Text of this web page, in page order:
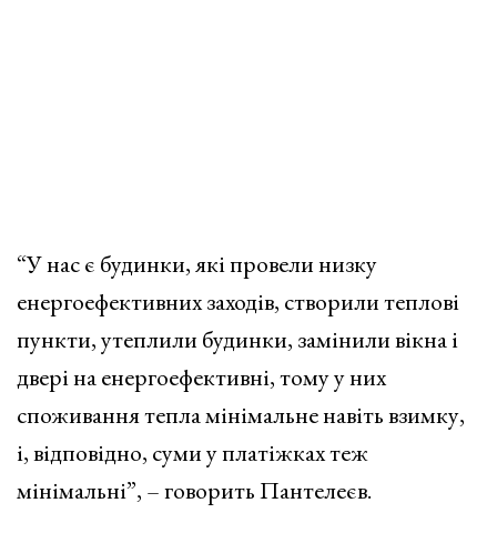
“У нас є будинки, які провели низку
енергоефективних заходів, створили теплові
пункти, утеплили будинки, замінили вікна і
двері на енергоефективні, тому у них
споживання тепла мінімальне навіть взимку,
і, відповідно, суми у платіжках теж
мінімальні”, – говорить Пантелеєв.